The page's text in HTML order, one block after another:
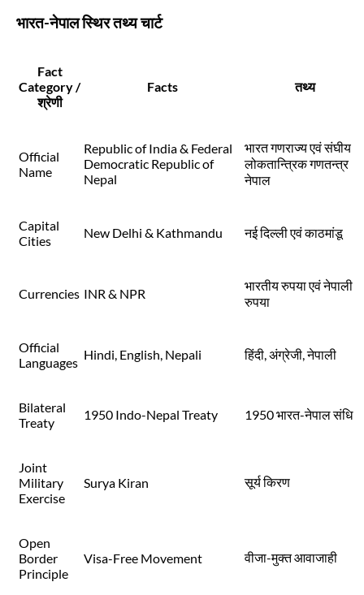
भारत-नेपाल स्थिर तथ्य चार्ट
Fact
Category /
श्रेणी
Facts तथ्य
Official
Name
Republic of India & Federal
Democratic Republic of
Nepal
भारत गणराज्य एवं संघीय
लोकतान्त्रिक गणतन्त्र
नेपाल
Capital
Cities
New Delhi & Kathmandu नई दिल्ली एवं काठमांडू
Currencies INR & NPR
भारतीय रुपया एवं नेपाली
रुपया
Official
Languages
Hindi, English, Nepali हिंदी, अंग्रेजी, नेपाली
Bilateral
Treaty
1950 Indo-Nepal Treaty 1950 भारत-नेपाल संधि
Joint
Military
Exercise
Surya Kiran सूर्य किरण
Open
Border
Principle
Visa-Free Movement वीजा-मुक्त आवाजाही